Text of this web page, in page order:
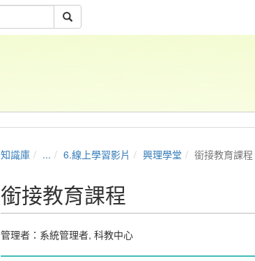
知識庫 ... 6.線上學習影片 興理學堂 銜接教育課程
銜接教育課程
管理者： 系統管理者, 科教中心